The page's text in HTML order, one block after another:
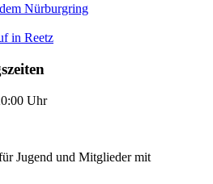
Nürburgring
in Reetz
Uhr
Jugend und Mitglieder mit